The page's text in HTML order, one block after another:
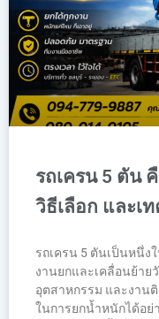
รถเครน 5 ตัน
วิธีเลือก และเ
รถเครน 5 ตันเป็นหนึ่ง
งานยกและเคลื่อนย้าย
อุตสาหกรรม และงาน
ในการยกน้ำหนักได้อย่